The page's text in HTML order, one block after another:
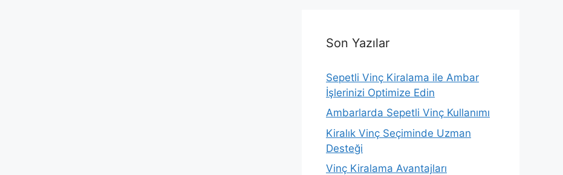
Son Yazılar
Sepetli Vinç Kiralama ile Ambar
İşlerinizi Optimize Edin
Ambarlarda Sepetli Vinç Kullanımı
Kiralık Vinç Seçiminde Uzman
Desteği
Vinç Kiralama Avantajları